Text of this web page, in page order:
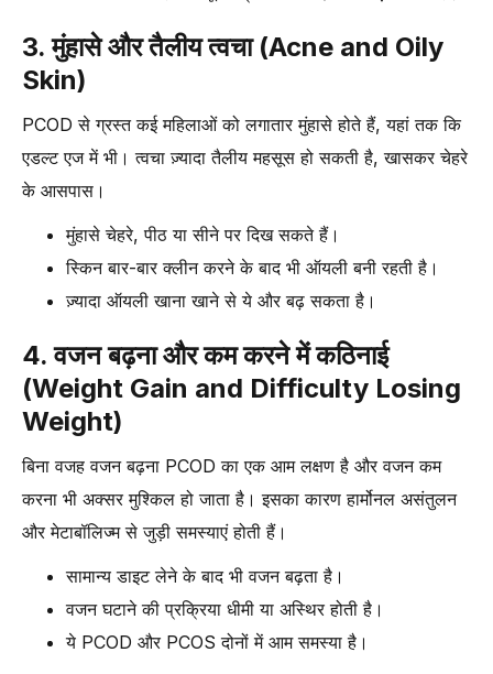
3. मुंहासे और तैलीय त्वचा (Acne and Oily
Skin)
PCOD से ग्रस्त कई महिलाओं को लगातार मुंहासे होते हैं, यहां तक कि
एडल्ट एज में भी। त्वचा ज़्यादा तैलीय महसूस हो सकती है, खासकर चेहरे
के आसपास।
मुंहासे चेहरे, पीठ या सीने पर दिख सकते हैं।
स्किन बार-बार क्लीन करने के बाद भी ऑयली बनी रहती है।
ज़्यादा ऑयली खाना खाने से ये और बढ़ सकता है।
4. वजन बढ़ना और कम करने में कठिनाई
(Weight Gain and Difficulty Losing
Weight)
बिना वजह वजन बढ़ना PCOD का एक आम लक्षण है और वजन कम
करना भी अक्सर मुश्किल हो जाता है। इसका कारण हार्मोनल असंतुलन
और मेटाबॉलिज्म से जुड़ी समस्याएं होती हैं।
सामान्य डाइट लेने के बाद भी वजन बढ़ता है।
वजन घटाने की प्रक्रिया धीमी या अस्थिर होती है।
ये PCOD और PCOS दोनों में आम समस्या है।